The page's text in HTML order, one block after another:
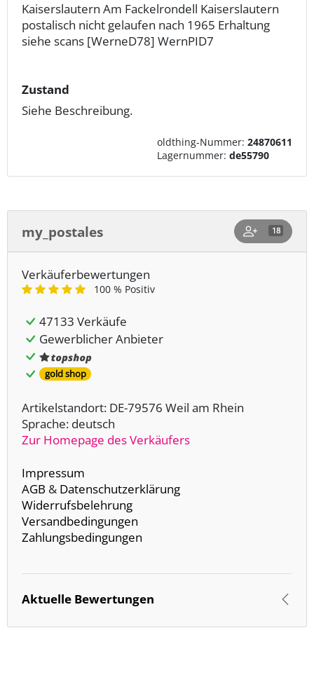
Kaiserslautern Am Fackelrondell Kaiserslautern
postalisch nicht gelaufen nach 1965 Erhaltung
siehe scans [WerneD78] WernPID7
Zustand
Siehe Beschreibung.
oldthing-Nummer: 24870611
Lagernummer: de55790
my_postales 18
Verkäuferbewertungen
100 % Positiv
47133 Verkäufe
Gewerblicher Anbieter
gold shop
Artikelstandort: DE-79576 Weil am Rhein
Sprache: deutsch
Zur Homepage des Verkäufers
Impressum
AGB & Datenschutzerklärung
Widerrufsbelehrung
Versandbedingungen
Zahlungsbedingungen
Aktuelle Bewertungen